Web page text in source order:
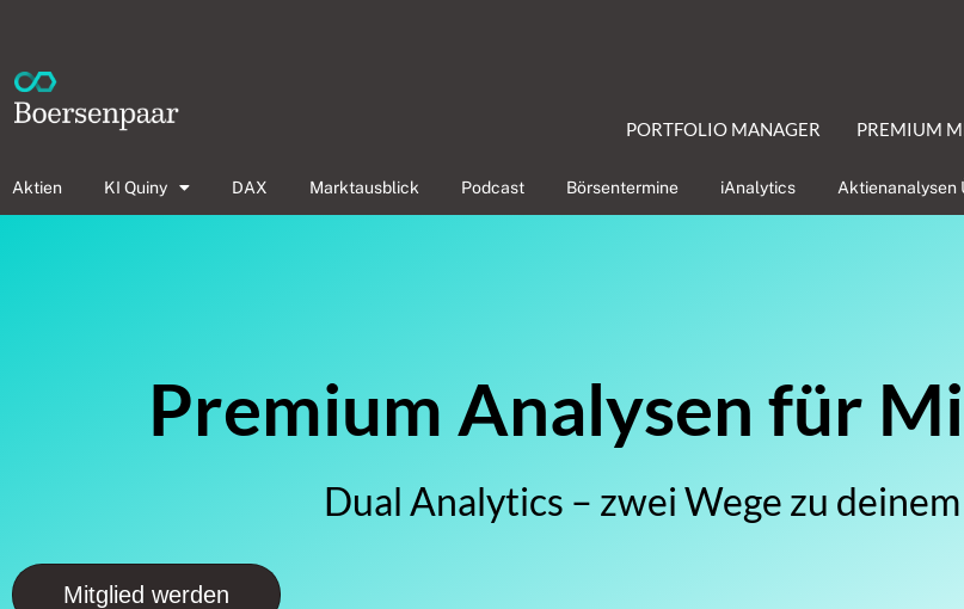
PORTFOLIO MANAGER PREMIUM
Aktien KI Quiny DAX Marktausblick Podcast Börsentermine iAnalytics Aktienanalysen
Premium Analysen für
Dual Analytics – zwei Wege zu
Mitglied werden